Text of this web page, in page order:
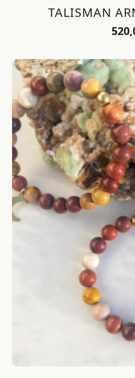
TALISMAN